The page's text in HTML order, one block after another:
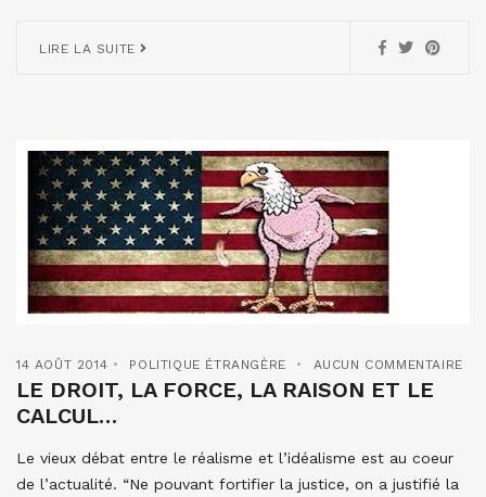
LIRE LA SUITE
14 AOÛT 2014 POLITIQUE ÉTRANGÈRE AUCUN COMMENTAIRE
LE DROIT, LA FORCE, LA RAISON ET LE
CALCUL…
Le vieux débat entre le réalisme et l’idéalisme est au coeur
de l’actualité. “Ne pouvant fortifier la justice, on a justifié la